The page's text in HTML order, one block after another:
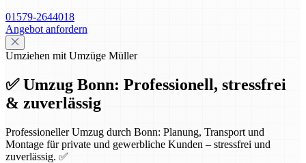
01579-2644018
Angebot anfordern
Umziehen mit Umzüge Müller
✅ Umzug Bonn: Professionell, stressfrei
& zuverlässig
Professioneller Umzug durch Bonn: Planung, Transport und
Montage für private und gewerbliche Kunden – stressfrei und
zuverlässig. ✅